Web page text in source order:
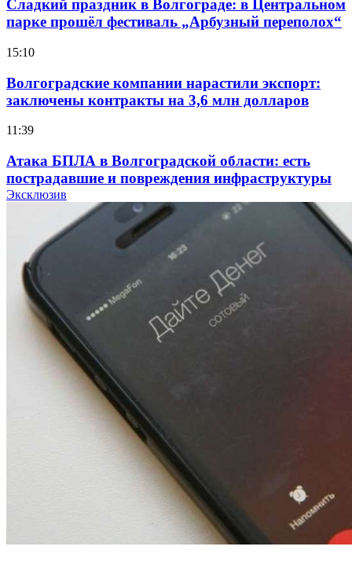
Сладкий праздник в Волгограде: в Центральном
парке прошёл фестиваль „Арбузный переполох“
15:10
Волгоградские компании нарастили экспорт:
заключены контракты на 3,6 млн долларов
11:39
Атака БПЛА в Волгоградской области: есть
пострадавшие и повреждения инфраструктуры
Волгоградские вузы в топе зарплатного
рейтинга: ВолгГТУ и ВолгГМУ вошли в топ‑15
для химической отрасли и фармацевтики
18:39
В Красноармейском районе Волгограда стартует
конкурс на ремонт моста через Волго‑Донской
судоходный канал
Фестиваль #ТриЧетыре в Волгограде пройдёт
11–13 сентября в рамках Года единства народов
Эксклюзив